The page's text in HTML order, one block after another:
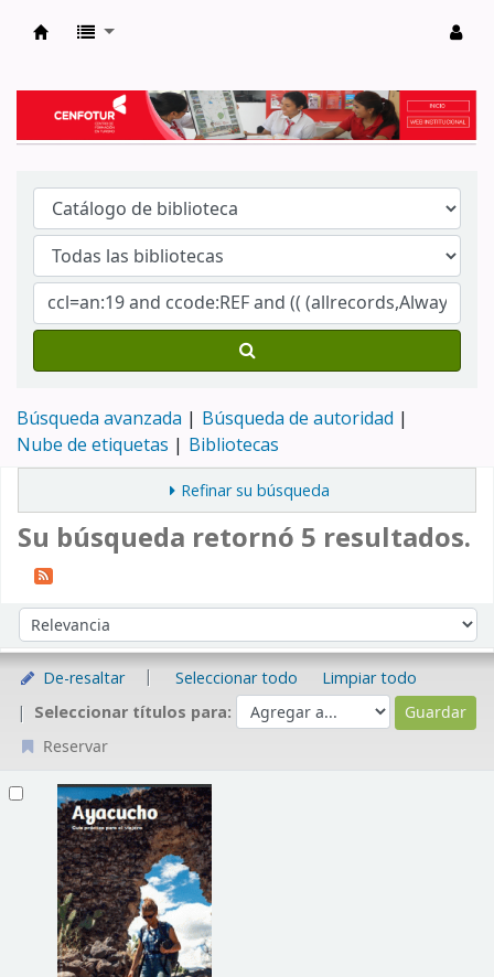
Búsqueda avanzada
Búsqueda de autoridad
Nube de etiquetas
Bibliotecas
Refinar su búsqueda
Su búsqueda retornó 5 resultados.
Ordenar por:
De-resaltar Seleccionar todo
Limpiar todo
Seleccionar títulos para:
Reservar